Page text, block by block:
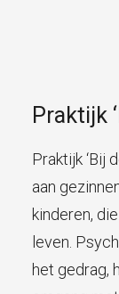
Praktijk
Praktijk ‘Bij
aan
kinderen,
leven.
het gedrag,